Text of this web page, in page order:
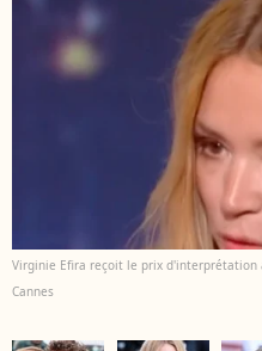
Virginie Efira reçoit le prix d'interprétation
Cannes